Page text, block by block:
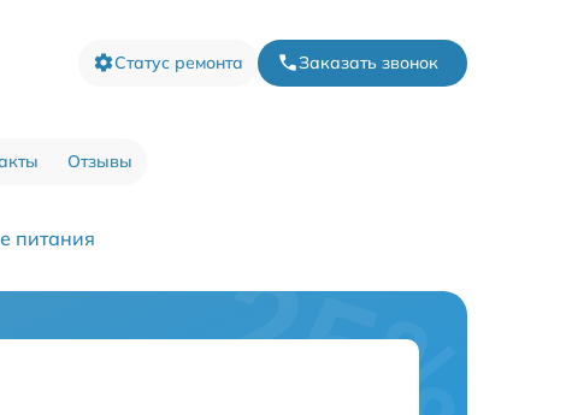
Статус ремонта Заказать звонок
Отзывы
питания